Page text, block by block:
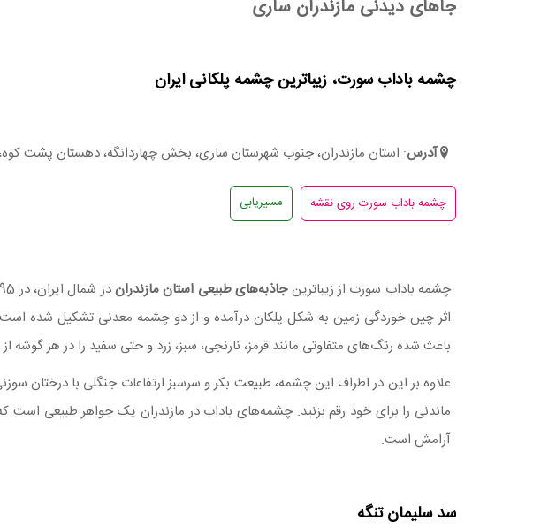
جاهای دیدنی مازندران ساری
چشمه باداب سورت، زیباترین چشمه پلکانی ایران
آدرس: استان مازندران، جنوب شهرستان ساری، بخش چهاردانگه، دهستان پشت
مسیریابی
چشمه باداب سورت از زیبا‌ترینجاذبه‌های طبیعی استان مازندران
اثر چین خوردگی زمین به شکل پلکان درآمده و از دو چشمه معدنی تشکیل شده
باعث شده رنگ‌های متفاوتی مانند قرمز، نارنجی، سبز، زرد و حتی سفید را در هر گوشه
علاوه بر این در اطراف این چشمه، طبیعت بکر و سرسبز ارتفاعات جنگلی با درختان
ماندنی را برای خود رقم بزنید. چشمه‌های باداب در مازندران یک جواهر طبیعی
آرامش است.
سد سلیمان تنگه